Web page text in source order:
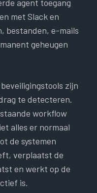
agent toegang
met Slack en
bestanden, e-mails
geheugen
zijn
te detecteren.
workflow
alles er normaal
de systemen
verplaatst de
en werkt op de
is.